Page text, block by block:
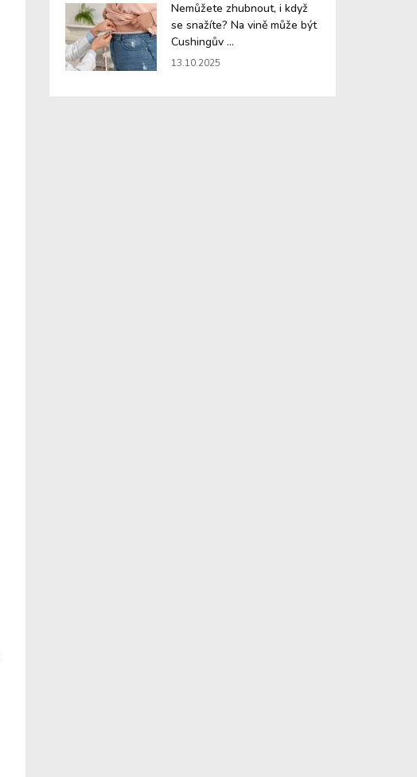
Nemůžete zhubnout, i když
se snažíte? Na vině může být
Cushingův ...
13.10.2025